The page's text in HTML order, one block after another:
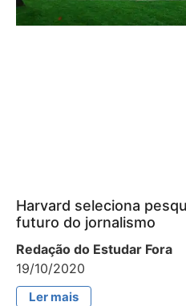
Harvard seleciona
futuro do jornalismo
Redação do Estudar Fora
19/10/2020
Ler mais